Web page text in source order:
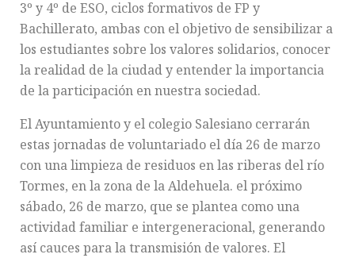
3º y 4º de ESO, ciclos formativos de FP y
Bachillerato, ambas con el objetivo de sensibilizar a
los estudiantes sobre los valores solidarios, conocer
la realidad de la ciudad y entender la importancia
de la participación en nuestra sociedad.
El Ayuntamiento y el colegio Salesiano cerrarán
estas jornadas de voluntariado el día 26 de marzo
con una limpieza de residuos en las riberas del río
Tormes, en la zona de la Aldehuela. el próximo
sábado, 26 de marzo, que se plantea como una
actividad familiar e intergeneracional, generando
así cauces para la transmisión de valores. El